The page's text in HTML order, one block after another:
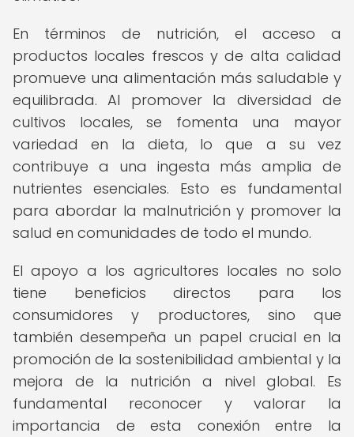
En términos de nutrición, el acceso a
productos locales frescos y de alta calidad
promueve una alimentación más saludable y
equilibrada. Al promover la diversidad de
cultivos locales, se fomenta una mayor
variedad en la dieta, lo que a su vez
contribuye a una ingesta más amplia de
nutrientes esenciales. Esto es fundamental
para abordar la malnutrición y promover la
salud en comunidades de todo el mundo.
El apoyo a los agricultores locales no solo
tiene beneficios directos para los
consumidores y productores, sino que
también desempeña un papel crucial en la
promoción de la sostenibilidad ambiental y la
mejora de la nutrición a nivel global. Es
fundamental reconocer y valorar la
importancia de esta conexión entre la